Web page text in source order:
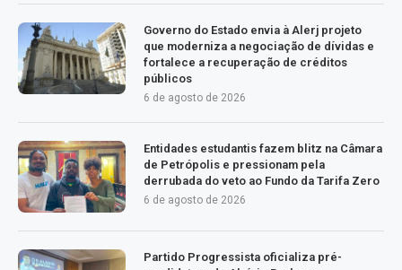
Governo do Estado envia à Alerj projeto
que moderniza a negociação de dívidas e
fortalece a recuperação de créditos
públicos
6 de agosto de 2026
Entidades estudantis fazem blitz na Câmara
de Petrópolis e pressionam pela
derrubada do veto ao Fundo da Tarifa Zero
6 de agosto de 2026
Partido Progressista oficializa pré-